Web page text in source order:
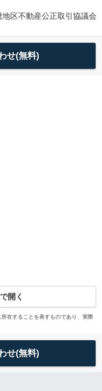
地区不動産公正取引協議会
せ(無料)
開く
在することを表すものであり、実際
せ(無料)